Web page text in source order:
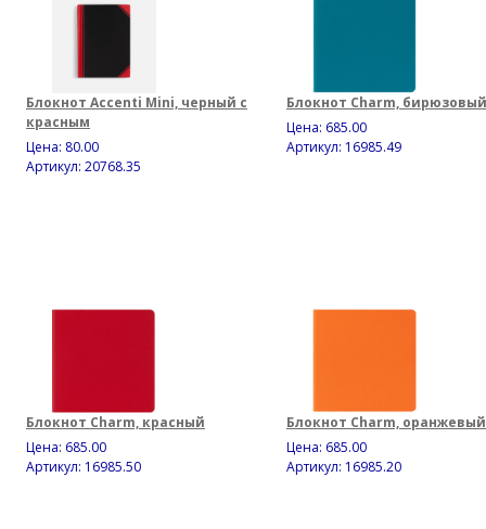
Блокнот Accenti Mini, черный с
красным
Цена: 80.00
Артикул: 20768.35
Блокнот Charm, бирюзовый
Цена: 685.00
Артикул: 16985.49
Блокнот Charm, красный
Цена: 685.00
Артикул: 16985.50
Блокнот Charm, оранжевый
Цена: 685.00
Артикул: 16985.20